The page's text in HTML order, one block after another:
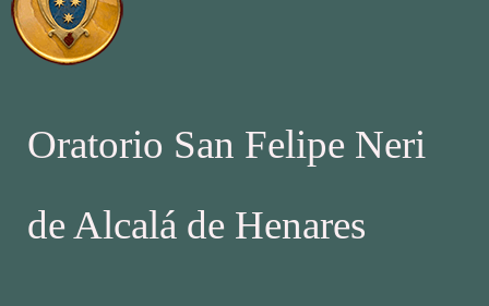
Oratorio San Felipe Neri
de Alcalá de Henares